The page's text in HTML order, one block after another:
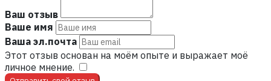
Ваш отзыв
Ваше имя
Ваша эл.почта
Этот отзыв основан на моём опыте и выражает моё
личное мнение.